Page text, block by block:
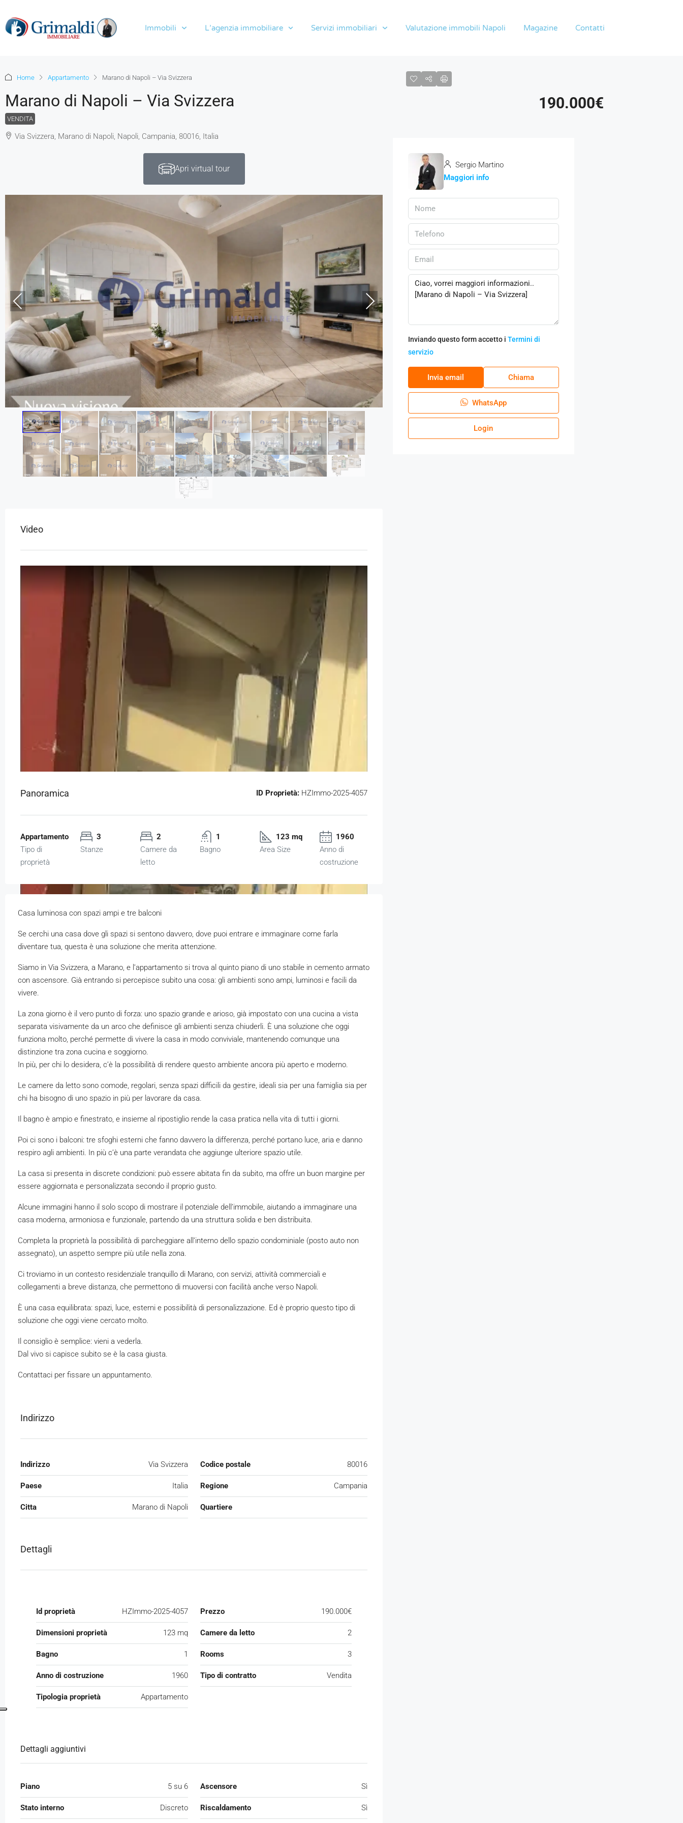
Immobili L’agenzia immobiliare Servizi immobiliari Valutazione immobili Napoli Magazine Contatti
Home Appartamento Marano di Napoli – Via Svizzera
Marano di Napoli – Via Svizzera
VENDITA
Via Svizzera, Marano di Napoli, Napoli, Campania, 80016, Italia
190.000€
Apri virtual tour
Previous Next
Video
Panoramica ID Proprietà: HZImmo-2025-4057
Appartamento
Tipo di
proprietà
3
Stanze
2
Camere da
letto
1
Bagno
123 mq
Area Size
1960
Anno di
costruzione
Casa luminosa con spazi ampi e tre balconi
Se cerchi una casa dove gli spazi si sentono davvero, dove puoi entrare e immaginare come farla
diventare tua, questa è una soluzione che merita attenzione.
Siamo in Via Svizzera, a Marano, e l’appartamento si trova al quinto piano di uno stabile in cemento armato
con ascensore. Già entrando si percepisce subito una cosa: gli ambienti sono ampi, luminosi e facili da
vivere.
La zona giorno è il vero punto di forza: uno spazio grande e arioso, già impostato con una cucina a vista
separata visivamente da un arco che definisce gli ambienti senza chiuderli. È una soluzione che oggi
funziona molto, perché permette di vivere la casa in modo conviviale, mantenendo comunque una
distinzione tra zona cucina e soggiorno.
In più, per chi lo desidera, c’è la possibilità di rendere questo ambiente ancora più aperto e moderno.
Le camere da letto sono comode, regolari, senza spazi difficili da gestire, ideali sia per una famiglia sia per
chi ha bisogno di uno spazio in più per lavorare da casa.
Il bagno è ampio e finestrato, e insieme al ripostiglio rende la casa pratica nella vita di tutti i giorni.
Poi ci sono i balconi: tre sfoghi esterni che fanno davvero la differenza, perché portano luce, aria e danno
respiro agli ambienti. In più c’è una parte verandata che aggiunge ulteriore spazio utile.
La casa si presenta in discrete condizioni: può essere abitata fin da subito, ma offre un buon margine per
essere aggiornata e personalizzata secondo il proprio gusto.
Alcune immagini hanno il solo scopo di mostrare il potenziale dell’immobile, aiutando a immaginare una
casa moderna, armoniosa e funzionale, partendo da una struttura solida e ben distribuita.
Completa la proprietà la possibilità di parcheggiare all’interno dello spazio condominiale (posto auto non
assegnato), un aspetto sempre più utile nella zona.
Ci troviamo in un contesto residenziale tranquillo di Marano, con servizi, attività commerciali e
collegamenti a breve distanza, che permettono di muoversi con facilità anche verso Napoli.
È una casa equilibrata: spazi, luce, esterni e possibilità di personalizzazione. Ed è proprio questo tipo di
soluzione che oggi viene cercato molto.
Il consiglio è semplice: vieni a vederla.
Dal vivo si capisce subito se è la casa giusta.
Contattaci per fissare un appuntamento.
Indirizzo
Indirizzo Via Svizzera Codice postale 80016
Paese Italia Regione Campania
Citta Marano di Napoli Quartiere
Dettagli
Id proprietà HZImmo-2025-4057 Prezzo 190.000€
Dimensioni proprietà 123 mq Camere da letto 2
Bagno 1 Rooms 3
Anno di costruzione 1960 Tipo di contratto Vendita
Tipologia proprietà Appartamento
Dettagli aggiuntivi
Piano 5 su 6 Ascensore Sì
Stato interno Discreto Riscaldamento Sì
Sergio Martino
Maggiori info
Inviando questo form accetto i Termini di
servizio
‏Invia email Chiama
WhatsApp
Login